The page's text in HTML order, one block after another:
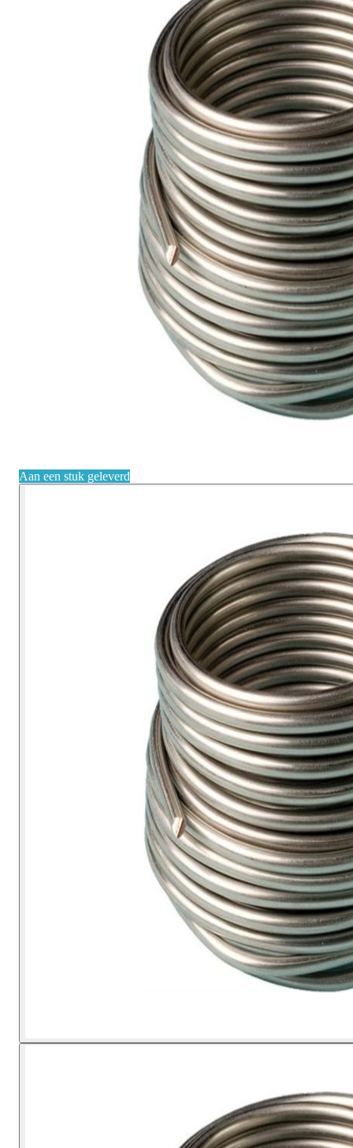
Aan een stuk geleverd